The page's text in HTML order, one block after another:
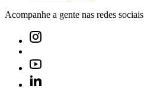
Acompanhe a gente nas redes sociais